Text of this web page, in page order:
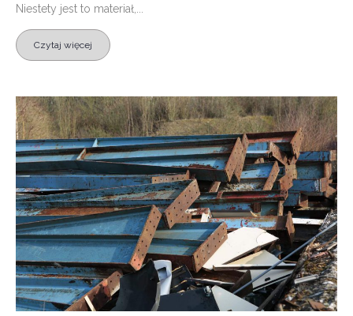
Niestety jest to materiał,...
Czytaj więcej